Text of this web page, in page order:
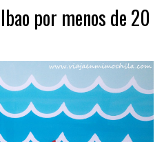
por menos de 20